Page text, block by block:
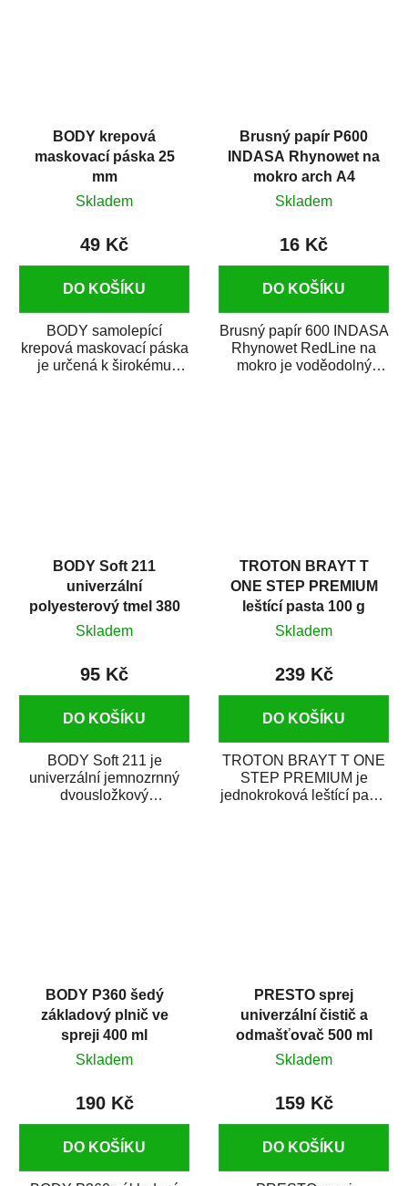
BODY krepová
maskovací páska 25
mm
Skladem
49 Kč
DO KOŠÍKU
BODY samolepící
krepová maskovací páska
je určená k širokému
Brusný papír P600
INDASA Rhynowet na
mokro arch A4
Skladem
16 Kč
DO KOŠÍKU
Brusný papír 600 INDASA
Rhynowet RedLine na
mokro je voděodolný
BODY Soft 211
univerzální
polyesterový tmel 380
g
Skladem
95 Kč
DO KOŠÍKU
BODY Soft 211 je
univerzální jemnozrnný
dvousložkový
TROTON BRAYT T
ONE STEP PREMIUM
leštící pasta 100 g
Skladem
239 Kč
DO KOŠÍKU
TROTON BRAYT T ONE
STEP PREMIUM je
jednokroková leštící pasta
BODY P360 šedý
základový plnič ve
spreji 400 ml
Skladem
190 Kč
DO KOŠÍKU
PRESTO sprej
univerzální čistič a
odmašťovač 500 ml
Skladem
159 Kč
DO KOŠÍKU